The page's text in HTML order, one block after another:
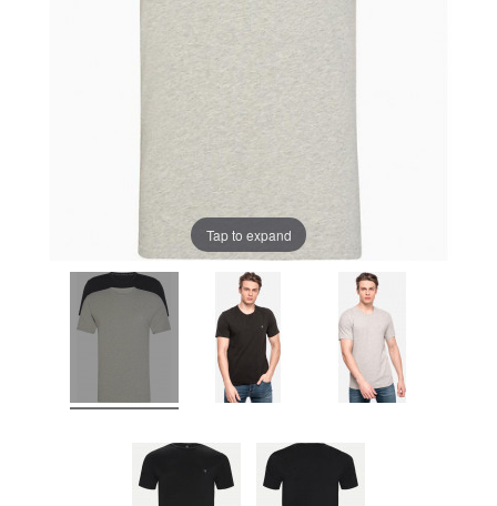
Tap to expand